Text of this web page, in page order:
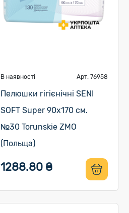
В наявності Арт. 76958
Пелюшки гігієнічні SENI
SOFT Super 90х170 см.
№30 Torunskie ZMO
(Польща)
1288.80 ₴